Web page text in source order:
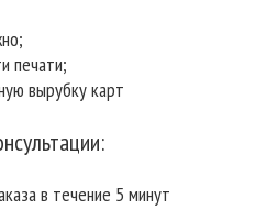
печати;
вырубку карт
в течение 5 минут